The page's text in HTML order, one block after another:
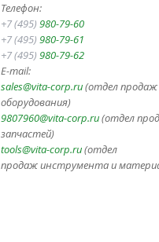
Телефон:
+7 (495) 980-79-60
+7 (495) 980-79-61
+7 (495) 980-79-62
E-mail:
sales@vita-corp.ru(отдел продаж
оборудования)
9807960@vita-corp.ru(отдел
запчастей)
tools@vita-corp.ru(отдел
продаж инструмента и